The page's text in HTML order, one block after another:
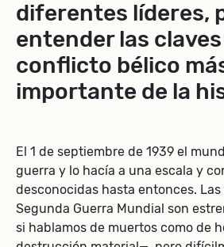
diferentes líderes,
entender las
conflicto bélico
importante de la
El 1 de septiembre de 1939 el
guerra y lo hacía a una escala y
desconocidas hasta entonces.
Segunda Guerra Mundial son
si hablamos de muertos como de